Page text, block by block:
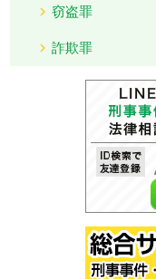
窃盗罪
詐欺罪